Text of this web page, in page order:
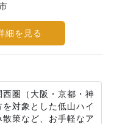
細を見る
圏（大阪・京都・神
対象とした低山ハイ
策など、お手軽なア